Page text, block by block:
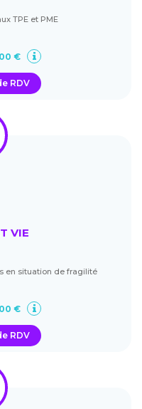
TPE et PME
€
RDV
VIE
en situation de fragilité
€
RDV